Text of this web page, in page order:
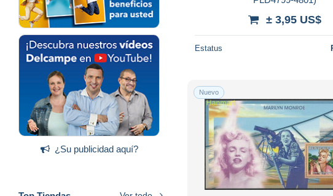
¿Su publicidad aquí?
± 3,95 US$
Estatus
Nuevo